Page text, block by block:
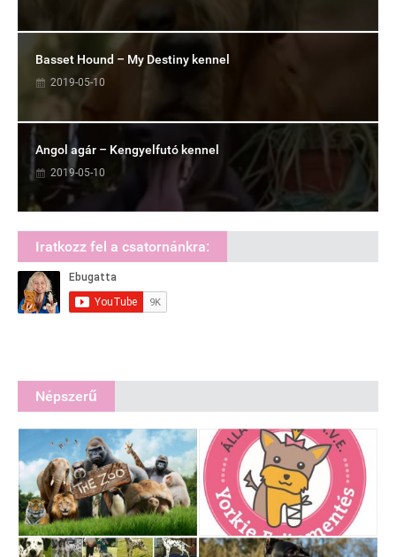
Basset Hound – My Destiny kennel
2019-05-10
Angol agár – Kengyelfutó kennel
2019-05-10
Iratkozz fel a csatornánkra:
Népszerű